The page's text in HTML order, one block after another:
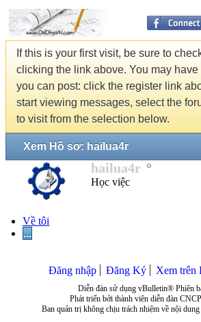
If this is your first visit, be sure to
clicking the link above. You may have
you can post: click the register link
start viewing messages, select the
to visit from the selection below.
Xem Hồ sơ: hailua4r
hailua4r
Học việc
Về tôi
...
Đăng nhập Đăng Ký Xem trên
Diễn đàn sử dụng vBulletin® Phiên
Phát triển bởi thành viên diễn đàn
Ban quản trị không chịu trách nhiệm về nội dung